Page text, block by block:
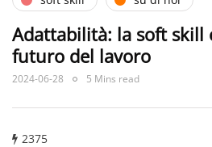
Adattabilità: la soft skill
futuro del lavoro
2024-06-28 5 Mins read
2375